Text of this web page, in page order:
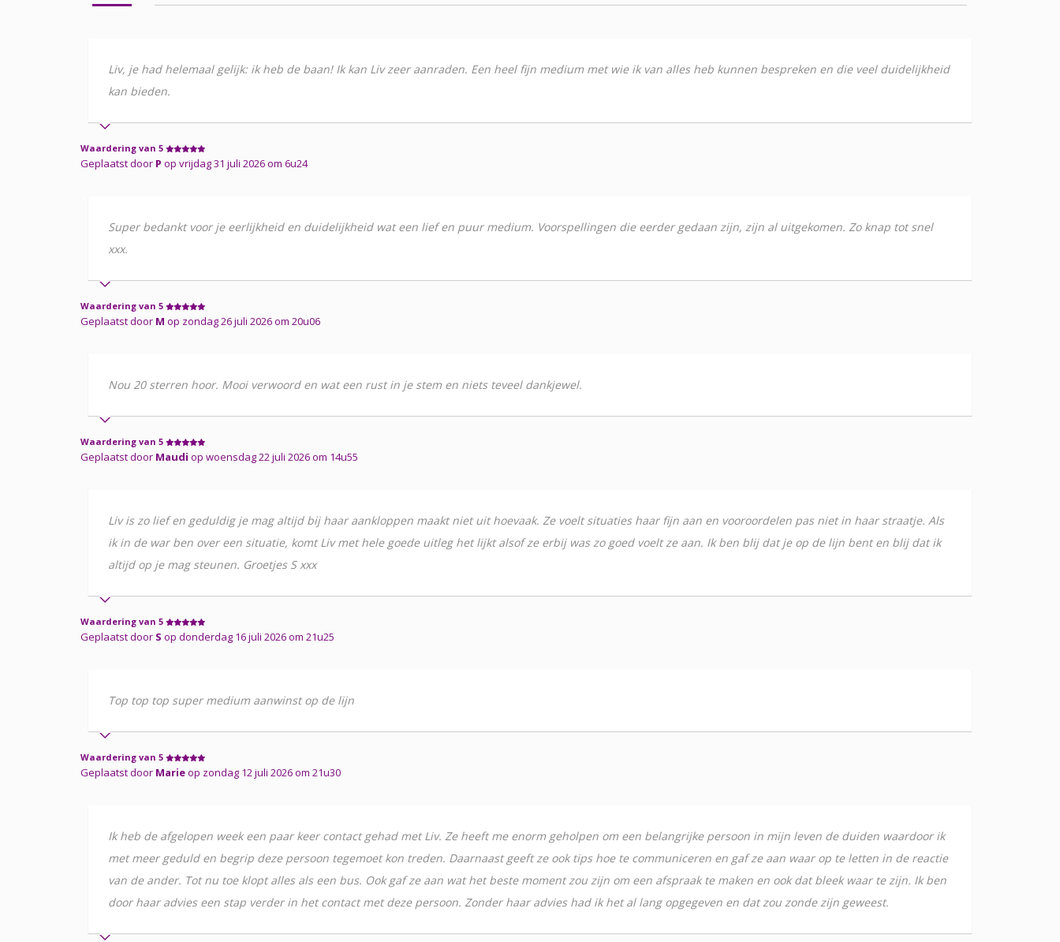
Liv, je had helemaal gelijk: ik heb de baan! Ik kan Liv zeer aanraden. Een heel fijn medium met wie ik van alles heb kunnen bespreken en die veel duidelijkheid
kan bieden.
Waardering van 5
Geplaatst door P op vrijdag 31 juli 2026 om 6u24
Super bedankt voor je eerlijkheid en duidelijkheid wat een lief en puur medium. Voorspellingen die eerder gedaan zijn, zijn al uitgekomen. Zo knap tot snel
xxx.
Waardering van 5
Geplaatst door M op zondag 26 juli 2026 om 20u06
Nou 20 sterren hoor. Mooi verwoord en wat een rust in je stem en niets teveel dankjewel.
Waardering van 5
Geplaatst door Maudi op woensdag 22 juli 2026 om 14u55
Liv is zo lief en geduldig je mag altijd bij haar aankloppen maakt niet uit hoevaak. Ze voelt situaties haar fijn aan en vooroordelen pas niet in haar straatje. Als
ik in de war ben over een situatie, komt Liv met hele goede uitleg het lijkt alsof ze erbij was zo goed voelt ze aan. Ik ben blij dat je op de lijn bent en blij dat ik
altijd op je mag steunen. Groetjes S xxx
Waardering van 5
Geplaatst door S op donderdag 16 juli 2026 om 21u25
Top top top super medium aanwinst op de lijn
Waardering van 5
Geplaatst door Marieop zondag 12 juli 2026 om 21u30
Ik heb de afgelopen week een paar keer contact gehad met Liv. Ze heeft me enorm geholpen om een belangrijke persoon in mijn leven de duiden waardoor ik
met meer geduld en begrip deze persoon tegemoet kon treden. Daarnaast geeft ze ook tips hoe te communiceren en gaf ze aan waar op te letten in de reactie
van de ander. Tot nu toe klopt alles als een bus. Ook gaf ze aan wat het beste moment zou zijn om een afspraak te maken en ook dat bleek waar te zijn. Ik ben
door haar advies een stap verder in het contact met deze persoon. Zonder haar advies had ik het al lang opgegeven en dat zou zonde zijn geweest.